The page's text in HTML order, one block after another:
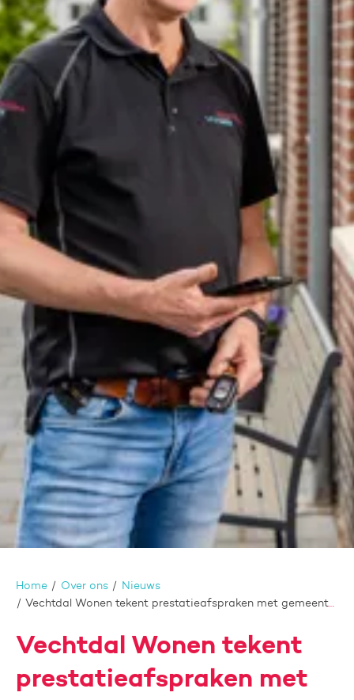
Home Over ons
Nieuws
Vechtdal Wonen tekent prestatieafspraken met gemeenten
Vechtdal Wonen tekent
prestatieafspraken met